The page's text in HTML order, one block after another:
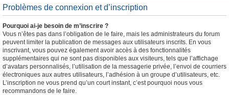
Problèmes de connexion et d’inscription
Pourquoi ai-je besoin de m’inscrire ?
Vous n’êtes pas dans l’obligation de le faire, mais les administrateurs du forum
peuvent limiter la publication de messages aux utilisateurs inscrits. En vous
inscrivant, vous pouvez également avoir accès à des fonctionnalités
supplémentaires qui ne sont pas disponibles aux visiteurs, tels que l’affichage
d’avatars personnalisés, l’utilisation de la messagerie privée, l’envoi de courriers
électroniques aux autres utilisateurs, l’adhésion à un groupe d’utilisateurs, etc.
L’inscription ne vous prend qu’un court instant, c’est pourquoi nous vous
recommandons de le faire.